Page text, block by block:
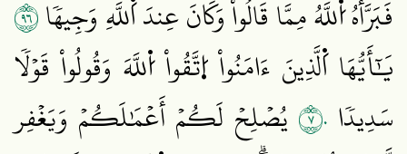
فَبَرَّأَهُ اُ۬للَّهُ مِمَّا قَالُواْۚ وَكَانَ عِندَ اَ۬للَّهِ وَجِيهٗا٦٩
يَٰٓأَيُّهَا اَ۬لَّذِينَ ءَامَنُواْ اُ۪تَّقُواْ اُ۬للَّهَ وَقُولُواْ قَوۡلٗا
سَدِيدٗا ٧٠ يُصۡلِحۡ لَكُمۡ أَعۡمَٰلَكُمۡ وَيَغۡفِر